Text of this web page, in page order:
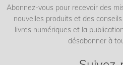
Abonnez-vous pour recevoir des
nouvelles produits et des
livres numériques et la
désabonner à